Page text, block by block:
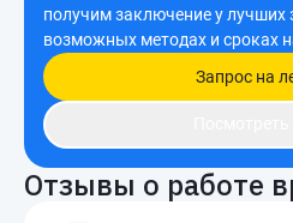
получим заключение у
возможных методах и сроках
Запрос на
Отзывы о работе